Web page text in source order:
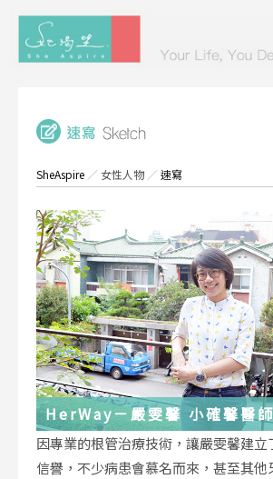
SheAspire ／ 女性人物／速寫
HerWay－嚴雯馨 小確馨醫
小確幸
因專業的根管治療技術，讓嚴雯馨建
信譽，不少病患會慕名而來，甚至其